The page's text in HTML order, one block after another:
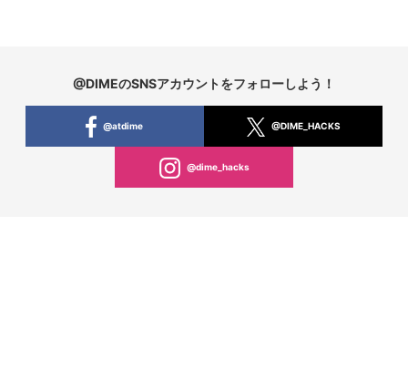
@DIMEのSNSアカウントをフォローしよう！
@atdime @DIME_HACKS
@dime_hacks